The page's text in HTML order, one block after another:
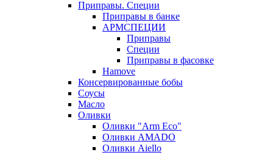
Приправы. Специи
Приправы в банке
АРМСПЕЦИИ
Приправы
Специи
Приправы в фасовке
Hamove
Консервированные бобы
Соусы
Масло
Оливки
Оливки "Arm Eco"
Оливки AMADO
Оливки Aiello